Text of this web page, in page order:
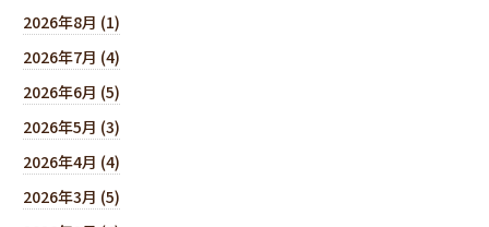
2026年8月 (1)
2026年7月 (4)
2026年6月 (5)
2026年5月 (3)
2026年4月 (4)
2026年3月 (5)